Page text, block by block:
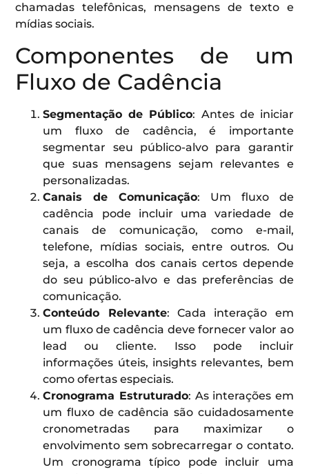
chamadas telefônicas, mensagens de texto e
mídias sociais.
Componentes de um
Fluxo de Cadência
Segmentação de Público: Antes de iniciar
um fluxo de cadência, é importante
segmentar seu público-alvo para garantir
que suas mensagens sejam relevantes e
personalizadas.
Canais de Comunicação: Um fluxo de
cadência pode incluir uma variedade de
canais de comunicação, como e-mail,
telefone, mídias sociais, entre outros. Ou
seja, a escolha dos canais certos depende
do seu público-alvo e das preferências de
comunicação.
Conteúdo Relevante: Cada interação em
um fluxo de cadência deve fornecer valor ao
lead ou cliente. Isso pode incluir
informações úteis, insights relevantes, bem
como ofertas especiais.
Cronograma Estruturado: As interações em
um fluxo de cadência são cuidadosamente
cronometradas para maximizar o
envolvimento sem sobrecarregar o contato.
Um cronograma típico pode incluir uma